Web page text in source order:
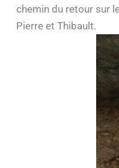
chemin du retour sur
Pierre et Thibault.